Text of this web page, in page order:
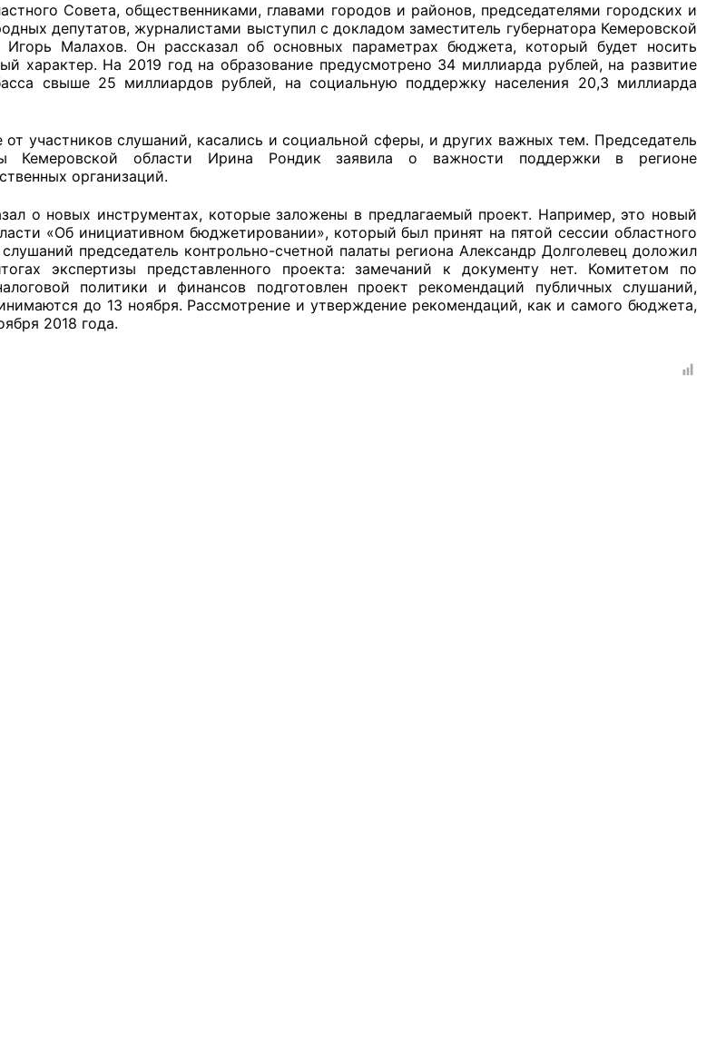
территориальных органах федеральных органов
Совета, общественниками, главами городов и районов, председателями городских и
депутатов, журналистами выступил с докладом заместитель губернатора Кемеровской
Малахов. Он рассказал об основных параметрах бюджета, который будет носить
характер. На 2019 год на образование предусмотрено 34 миллиарда рублей, на развитие
свыше 25 миллиардов рублей, на социальную поддержку населения 20,3 миллиарда
участников слушаний, касались и социальной сферы, и других важных тем. Председатель
Кемеровской области Ирина Рондик заявила о важности поддержки в регионе
организаций.
о новых инструментах, которые заложены в предлагаемый проект. Например, это новый
«Об инициативном бюджетировании», который был принят на пятой сессии областного
председатель контрольно-счетной палаты региона Александр Долголевец доложил
экспертизы представленного проекта: замечаний к документу нет. Комитетом по
политики и финансов подготовлен проект рекомендаций публичных слушаний,
до 13 ноября. Рассмотрение и утверждение рекомендаций, как и самого бюджета,
2018 года.